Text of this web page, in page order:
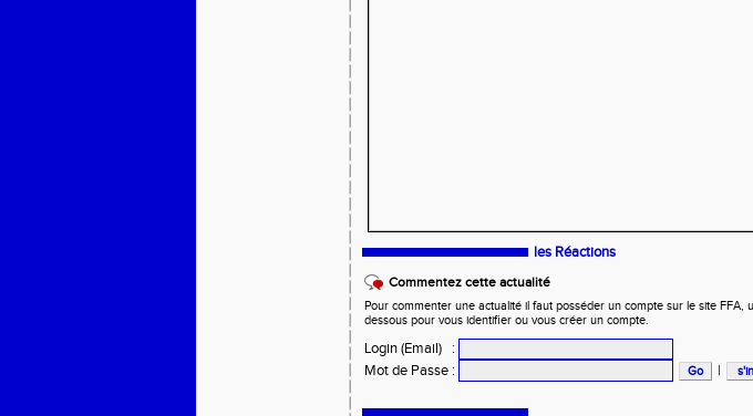
les Réactions
Commentez cette actualité
Pour commenter une actualité il faut posséder un compte sur le site FFA,
dessous pour vous identifier ou vous créer un compte.
Login (Email)
:
Mot de Passe : |